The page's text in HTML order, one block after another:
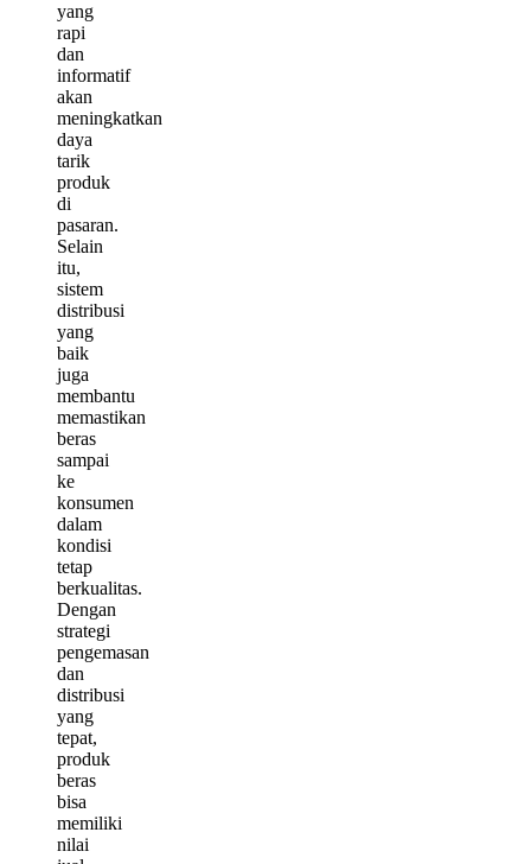
yang
rapi
dan
informatif
akan
meningkatkan
daya
tarik
produk
di
pasaran.
Selain
itu,
sistem
distribusi
yang
baik
juga
membantu
memastikan
beras
sampai
ke
konsumen
dalam
kondisi
tetap
berkualitas.
Dengan
strategi
pengemasan
dan
distribusi
yang
tepat,
produk
beras
bisa
memiliki
nilai